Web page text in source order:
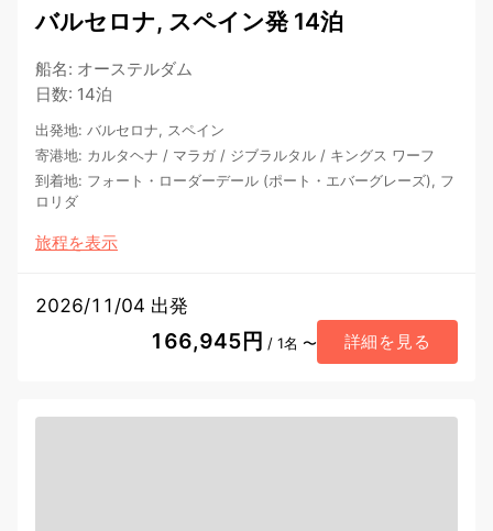
バルセロナ, スペイン発 14泊
船名: オーステルダム
日数: 14泊
出発地: バルセロナ, スペイン
寄港地: カルタヘナ / マラガ / ジブラルタル / キングス ワーフ
到着地: フォート・ローダーデール (ポート・エバーグレーズ), フ
ロリダ
旅程を表示
2026/11/04 出発
166,945円 / 1名 〜 詳細を見る